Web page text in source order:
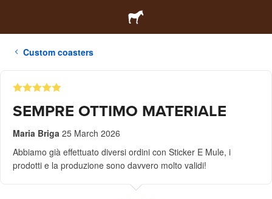
Custom coasters
SEMPRE OTTIMO MATERIALE
Maria Briga 25 March 2026
Abbiamo già effettuato diversi ordini con Sticker E Mule, i
prodotti e la produzione sono davvero molto validi!